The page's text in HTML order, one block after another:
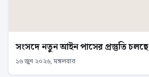
সংসদে নতুন আইন পাসের প্রস্তুতি চলছে
১৬ জুন ২০২৬, মঙ্গলবার